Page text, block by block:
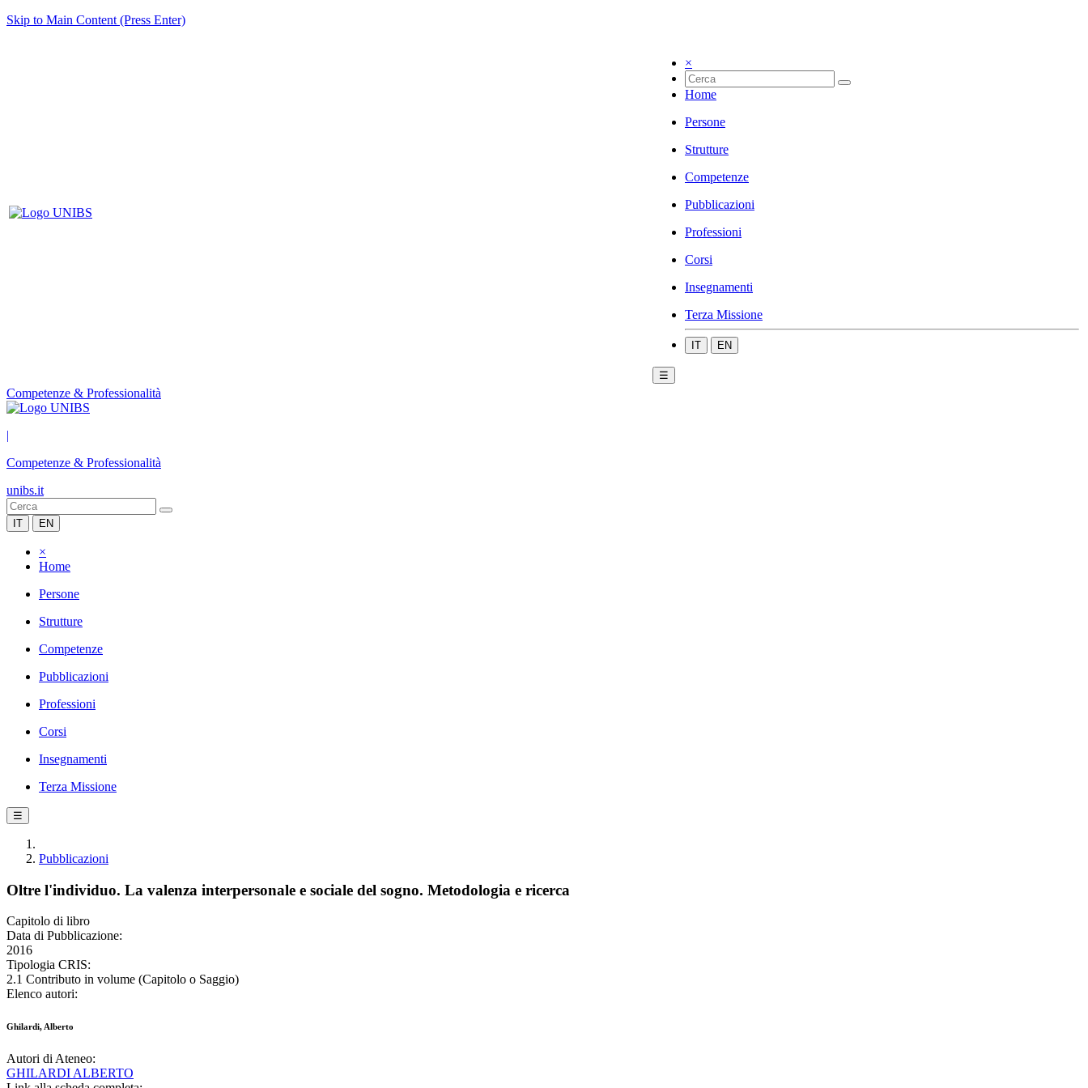
Skip to Main Content (Press Enter)
×
Home
Persone
Strutture
Competenze
Pubblicazioni
Professioni
Corsi
Insegnamenti
Terza Missione
IT EN
☰
Competenze & Professionalità
|
Competenze & Professionalità
unibs.it
IT EN
×
Home
Persone
Strutture
Competenze
Pubblicazioni
Professioni
Corsi
Insegnamenti
Terza Missione
☰
Pubblicazioni
Oltre l'individuo. La valenza interpersonale e sociale del sogno. Metodologia e ricerca
Capitolo di libro
Data di Pubblicazione:
2016
Tipologia CRIS:
2.1 Contributo in volume (Capitolo o Saggio)
Elenco autori:
Ghilardi, Alberto
Autori di Ateneo:
GHILARDI ALBERTO